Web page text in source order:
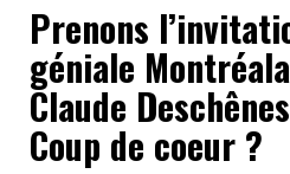
Prenons
géniale
Claude
Coup de coeur ?